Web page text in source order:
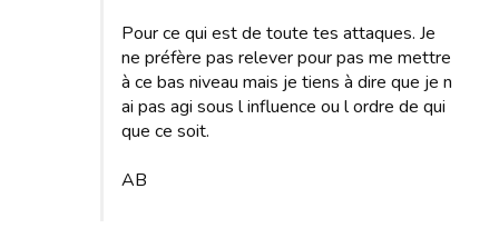
Pour ce qui est de toute tes attaques. Je
ne préfère pas relever pour pas me mettre
à ce bas niveau mais je tiens à dire que je n
ai pas agi sous l influence ou l ordre de qui
que ce soit.
AB